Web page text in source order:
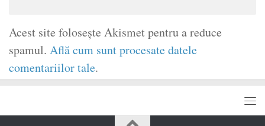
Acest site folosește Akismet pentru a reduce
spamul. Află cum sunt procesate datele
comentariilor tale.